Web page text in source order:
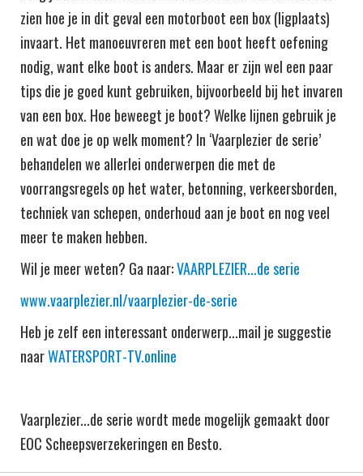
zien hoe je in dit geval een motorboot een box (ligplaats)
invaart. Het manoeuvreren met een boot heeft oefening
nodig, want elke boot is anders. Maar er zijn wel een paar
tips die je goed kunt gebruiken, bijvoorbeeld bij het invaren
van een box. Hoe beweegt je boot? Welke lijnen gebruik je
en wat doe je op welk moment? In ‘Vaarplezier de serie’
behandelen we allerlei onderwerpen die met de
voorrangsregels op het water, betonning, verkeersborden,
techniek van schepen, onderhoud aan je boot en nog veel
meer te maken hebben.
Wil je meer weten? Ga naar:VAARPLEZIER...de serie
www.vaarplezier.nl/vaarplezier-de-serie
Heb je zelf een interessant onderwerp...mail je suggestie
naarWATERSPORT-TV.online
Vaarplezier...de serie wordt mede mogelijk gemaakt door
EOC Scheepsverzekeringen en Besto.